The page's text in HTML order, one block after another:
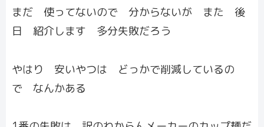
まだ 使ってないので 分からないが また 後
日 紹介します 多分失敗だろう
やはり 安いやつは どっかで削減しているの
で なんかある